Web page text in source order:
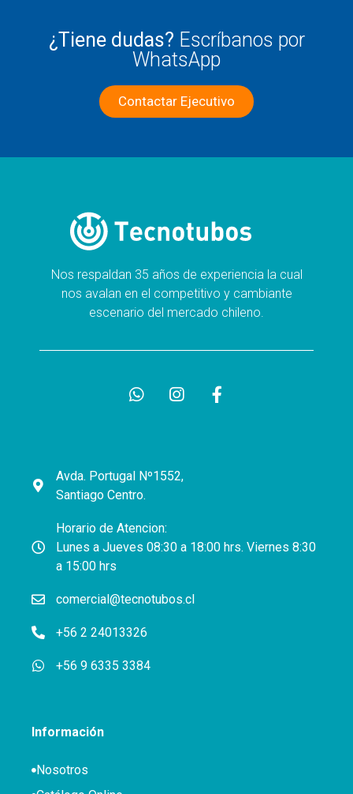
¿Tiene dudas? Escríbanos por
WhatsApp
Contactar Ejecutivo
Nos respaldan 35 años de experiencia la cual
nos avalan en el competitivo y cambiante
escenario del mercado chileno.
Avda. Portugal Nº1552,
Santiago Centro.
Horario de Atencion:
Lunes a Jueves 08:30 a 18:00 hrs. Viernes 8:30
a 15:00 hrs
comercial@tecnotubos.cl
+56 2 24013326
+56 9 6335 3384
Información
Nosotros